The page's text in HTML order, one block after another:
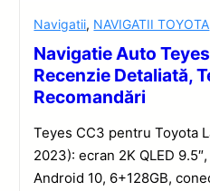
Navigatii, NAVIGATII TOYOTA
Navigatie Auto
Recenzie Detaliată,
Recomandări
Teyes CC3 pentru Toyota
2023): ecran 2K QLED
Android 10, 6+128GB,